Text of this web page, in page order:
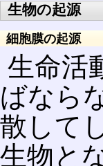
生物の起源
細胞膜の起源
生命活
ばなら
散して
生物と